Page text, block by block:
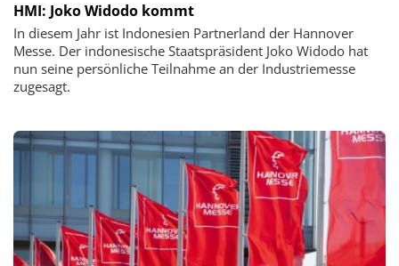
HMI: Joko Widodo kommt
In diesem Jahr ist Indonesien Partnerland der Hannover
Messe. Der indonesische Staatspräsident Joko Widodo hat
nun seine persönliche Teilnahme an der Industriemesse
zugesagt.